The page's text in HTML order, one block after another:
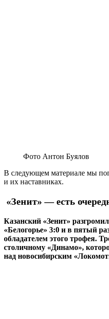
Фото Антон Буялов
В следующем материале мы
и их наставниках.
«Зенит» — есть
Казанский «Зенит»
«Белогорье» 3:0 и в пятый
обладателем этого трофея.
столичному «Динамо»,
над новосибирским